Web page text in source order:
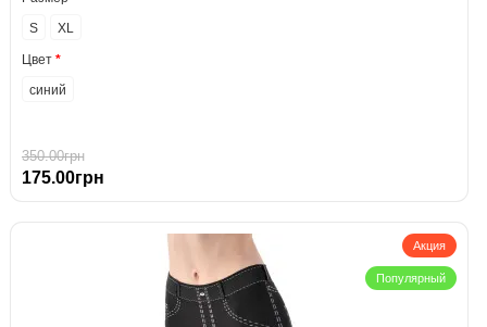
S
XL
Цвет
синий
350.00грн
175.00грн
Акция
Популярный